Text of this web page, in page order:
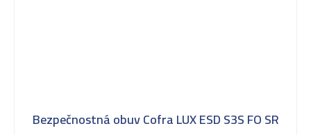
Bezpečnostná obuv Cofra LUX ESD S3S FO SR